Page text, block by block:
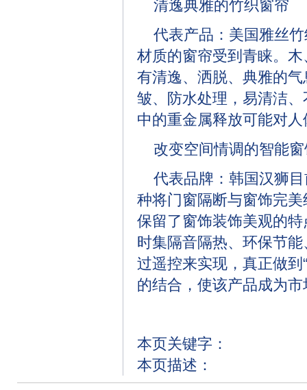
清逸典雅的竹织窗帘
代表产品：美国雅丝竹
材质的窗帘受到青睐。
有清逸、洒脱、典雅的
皱、防水处理，易清洁
中的重金属释放可能对
改变空间情调的智能窗
代表品牌：韩国汉狮目
种将门窗隔断与窗饰完
保留了窗饰装饰美观的
时集隔音隔热、环保节
过遥控来实现，真正做
的结合，使该产品成为
本页关键字：
本页描述：